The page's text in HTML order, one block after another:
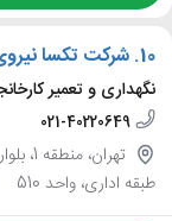
10. شرکت تکسا
نگهداری و تعمیر
021-40220649
طبقه اداری، واحد 510